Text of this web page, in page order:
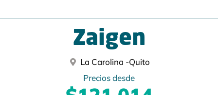
Zaigen
La Carolina -Quito
Precios desde